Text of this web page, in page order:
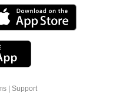
Support